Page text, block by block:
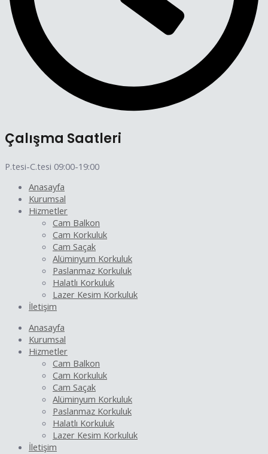
Çalışma Saatleri
P.tesi-C.tesi 09:00-19:00
Anasayfa
Kurumsal
Hizmetler
Cam Balkon
Cam Korkuluk
Cam Saçak
Alüminyum Korkuluk
Paslanmaz Korkuluk
Halatlı Korkuluk
Lazer Kesim Korkuluk
İletişim
Anasayfa
Kurumsal
Hizmetler
Cam Balkon
Cam Korkuluk
Cam Saçak
Alüminyum Korkuluk
Paslanmaz Korkuluk
Halatlı Korkuluk
Lazer Kesim Korkuluk
İletişim